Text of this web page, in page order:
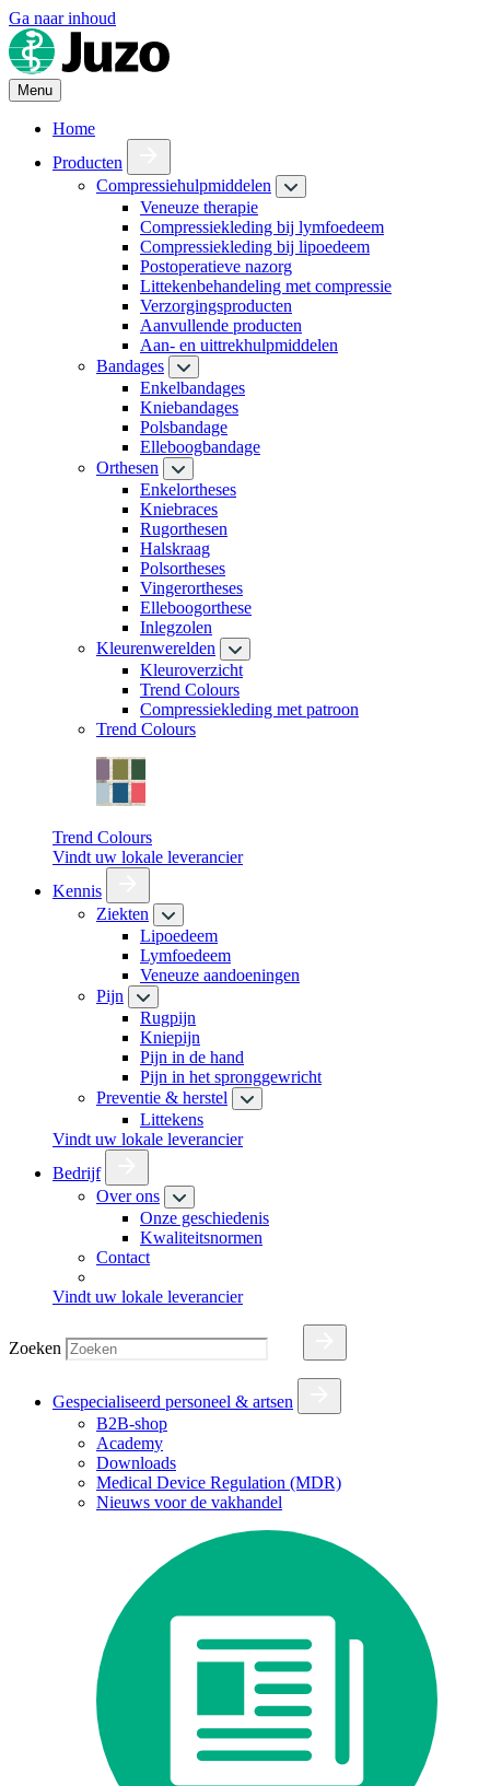
Ga naar inhoud
Menu
Home
Producten
Compressiehulpmiddelen
Veneuze therapie
Compressiekleding bij lymfoedeem
Compressiekleding bij lipoedeem
Postoperatieve nazorg
Littekenbehandeling met compressie
Verzorgingsproducten
Aanvullende producten
Aan- en uittrekhulpmiddelen
Bandages
Enkelbandages
Kniebandages
Polsbandage
Elleboogbandage
Orthesen
Enkelortheses
Kniebraces
Rugorthesen
Halskraag
Polsortheses
Vingerortheses
Elleboogorthese
Inlegzolen
Kleurenwerelden
Kleuroverzicht
Trend Colours
Compressiekleding met patroon
Trend Colours
Trend Colours
Vindt uw lokale leverancier
Kennis
Ziekten
Lipoedeem
Lymfoedeem
Veneuze aandoeningen
Pijn
Rugpijn
Kniepijn
Pijn in de hand
Pijn in het spronggewricht
Preventie & herstel
Littekens
Vindt uw lokale leverancier
Bedrijf
Over ons
Onze geschiedenis
Kwaliteitsnormen
Contact
Vindt uw lokale leverancier
Zoeken
Gespecialiseerd personeel & artsen
B2B-shop
Academy
Downloads
Medical Device Regulation (MDR)
Nieuws voor de vakhandel